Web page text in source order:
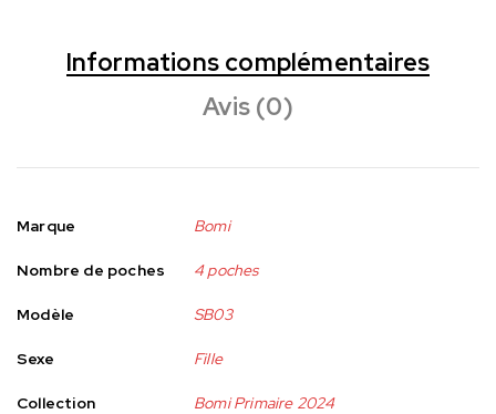
Informations complémentaires
Avis (0)
Marque Bomi
Nombre de poches 4 poches
Modèle SB03
Sexe Fille
Collection Bomi Primaire 2024